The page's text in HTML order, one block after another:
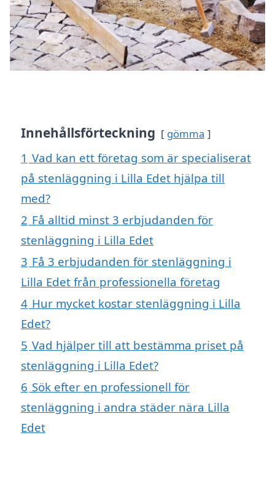
Innehållsförteckning gömma
1 Vad kan ett företag som är specialiserat
på stenläggning i Lilla Edet hjälpa till
med?
2 Få alltid minst 3 erbjudanden för
stenläggning i Lilla Edet
3 Få 3 erbjudanden för stenläggning i
Lilla Edet från professionella företag
4 Hur mycket kostar stenläggning i Lilla
Edet?
5 Vad hjälper till att bestämma priset på
stenläggning i Lilla Edet?
6 Sök efter en professionell för
stenläggning i andra städer nära Lilla
Edet